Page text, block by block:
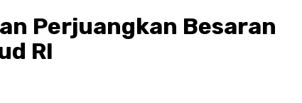
Perjuangkan Besaran
RI